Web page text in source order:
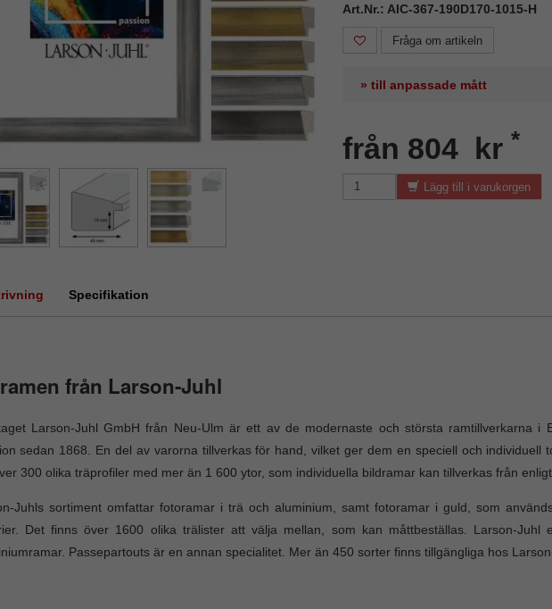
Art.Nr.: AIC-367-190D170-1015-H
Fråga om artikeln
» till anpassade mått
från 804 kr *
Lägg till i varukorgen
Specifikation
från Larson-Juhl
Larson-Juhl GmbH från Neu-Ulm är ett av de modernaste och största ramtillverkarna i
sedan 1868. En del av varorna tillverkas för hand, vilket ger dem en speciell och individuell
300 olika träprofiler med mer än 1 600 ytor, som individuella bildramar kan tillverkas från
Juhls sortiment omfattar fotoramar i trä och aluminium, samt fotoramar i guld, som
Det finns över 1600 olika trälister att välja mellan, som kan måttbeställas. Larson-Juhl
Passepartouts är en annan specialitet. Mer än 450 sorter finns tillgängliga hos